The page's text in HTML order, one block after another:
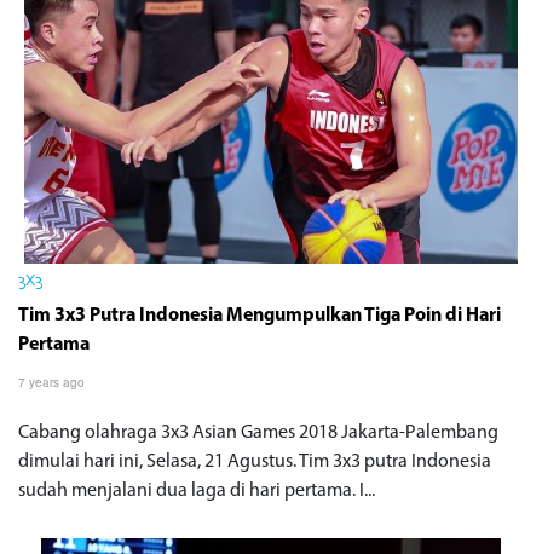
3X3
Tim 3x3 Putra Indonesia Mengumpulkan Tiga Poin di Hari
Pertama
7 years ago
Cabang olahraga 3x3 Asian Games 2018 Jakarta-Palembang
dimulai hari ini, Selasa, 21 Agustus. Tim 3x3 putra Indonesia
sudah menjalani dua laga di hari pertama. I...